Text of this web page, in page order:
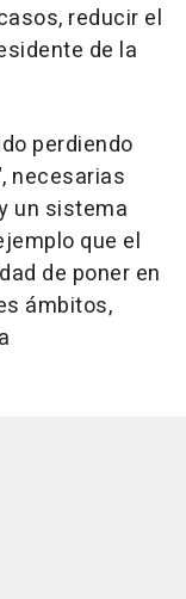
reducir el
de la
perdiendo
necesarias
un sistema
que el
de poner en
ámbitos,